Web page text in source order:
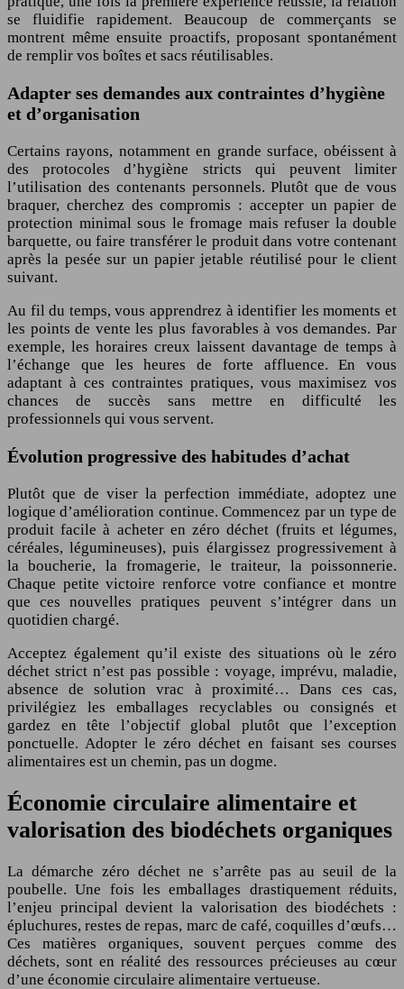
se fluidifie rapidement. Beaucoup de commerçants se
montrent même ensuite proactifs, proposant spontanément
de remplir vos boîtes et sacs réutilisables.
Adapter ses demandes aux contraintes d’hygiène
et d’organisation
Certains rayons, notamment en grande surface, obéissent à
des protocoles d’hygiène stricts qui peuvent limiter
l’utilisation des contenants personnels. Plutôt que de vous
braquer, cherchez des compromis : accepter un papier de
protection minimal sous le fromage mais refuser la double
barquette, ou faire transférer le produit dans votre contenant
après la pesée sur un papier jetable réutilisé pour le client
suivant.
Au fil du temps, vous apprendrez à identifier les moments et
les points de vente les plus favorables à vos demandes. Par
exemple, les horaires creux laissent davantage de temps à
l’échange que les heures de forte affluence. En vous
adaptant à ces contraintes pratiques, vous maximisez vos
chances de succès sans mettre en difficulté les
professionnels qui vous servent.
Évolution progressive des habitudes d’achat
Plutôt que de viser la perfection immédiate, adoptez une
logique d’amélioration continue. Commencez par un type de
produit facile à acheter en zéro déchet (fruits et légumes,
céréales, légumineuses), puis élargissez progressivement à
la boucherie, la fromagerie, le traiteur, la poissonnerie.
Chaque petite victoire renforce votre confiance et montre
que ces nouvelles pratiques peuvent s’intégrer dans un
quotidien chargé.
Acceptez également qu’il existe des situations où le zéro
déchet strict n’est pas possible : voyage, imprévu, maladie,
absence de solution vrac à proximité… Dans ces cas,
privilégiez les emballages recyclables ou consignés et
gardez en tête l’objectif global plutôt que l’exception
ponctuelle. Adopter le zéro déchet en faisant ses courses
alimentaires est un chemin, pas un dogme.
Économie circulaire alimentaire et
valorisation des biodéchets organiques
La démarche zéro déchet ne s’arrête pas au seuil de la
poubelle. Une fois les emballages drastiquement réduits,
l’enjeu principal devient la valorisation des biodéchets :
épluchures, restes de repas, marc de café, coquilles d’œufs…
Ces matières organiques, souvent perçues comme des
déchets, sont en réalité des ressources précieuses au cœur
d’une économie circulaire alimentaire vertueuse.